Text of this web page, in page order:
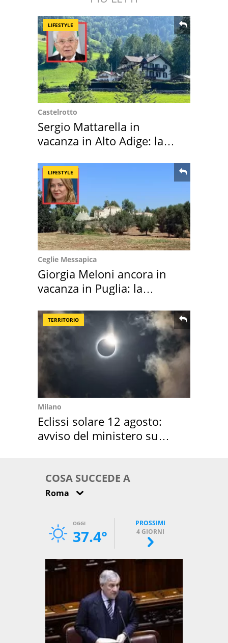
LIFESTYLE
Castelrotto
Sergio Mattarella in
vacanza in Alto Adige: la
LIFESTYLE
Ceglie Messapica
Giorgia Meloni ancora in
vacanza in Puglia: la
TERRITORIO
Milano
Eclissi solare 12 agosto:
avviso del ministero su